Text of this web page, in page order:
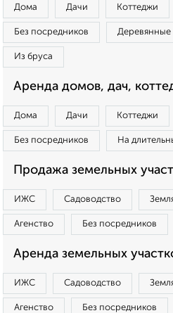
Дома Дачи Коттеджи
Без посредников Деревянные
Из бруса
Аренда домов, дач,
Дома Дачи Коттеджи
Без посредников На
Продажа земельных
ИЖС Садоводство
Агенство Без посредников
Аренда земельных
ИЖС Садоводство
Агенство Без посредников